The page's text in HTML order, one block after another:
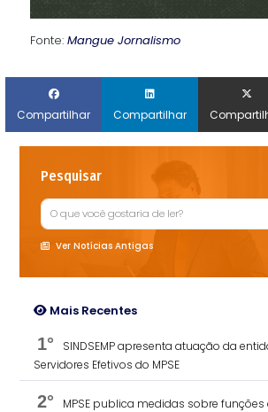
Fonte:Mangue Jornalismo
Compartilhar Compartilhar
Pesquisar
Ver Notícias Antigas
Mais Recentes
1°
SINDSEMP apresenta atuação da
Servidores Efetivos do MPSE
2°
MPSE publica medidas sobre funções